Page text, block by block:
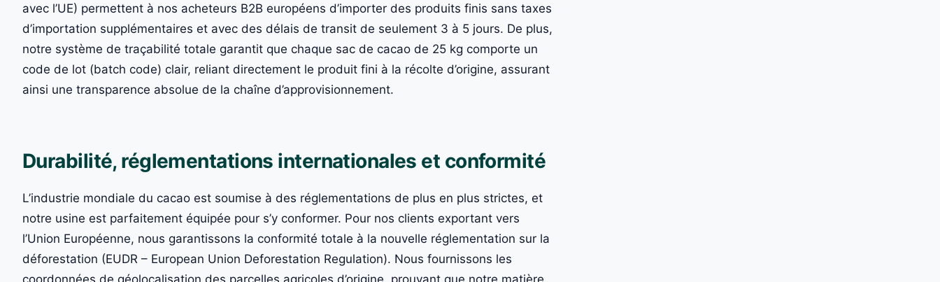
avec l’UE) permettent à nos acheteurs B2B européens d’importer des produits finis sans taxes
d’importation supplémentaires et avec des délais de transit de seulement 3 à 5 jours. De plus,
notre système de traçabilité totale garantit que chaque sac de cacao de 25 kg comporte un
code de lot (batch code) clair, reliant directement le produit fini à la récolte d’origine, assurant
ainsi une transparence absolue de la chaîne d’approvisionnement.
Durabilité, réglementations internationales et conformité
L’industrie mondiale du cacao est soumise à des réglementations de plus en plus strictes, et
notre usine est parfaitement équipée pour s’y conformer. Pour nos clients exportant vers
l’Union Européenne, nous garantissons la conformité totale à la nouvelle réglementation sur la
déforestation (EUDR – European Union Deforestation Regulation). Nous fournissons les
coordonnées de géolocalisation des parcelles agricoles d’origine, prouvant que notre matière